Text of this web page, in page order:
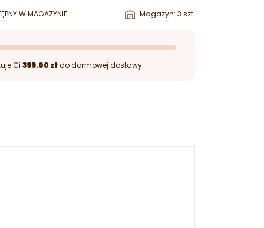
W MAGAZYNIE Magazyn: 3 szt.
Ci 399.00 złdo darmowej dostawy.